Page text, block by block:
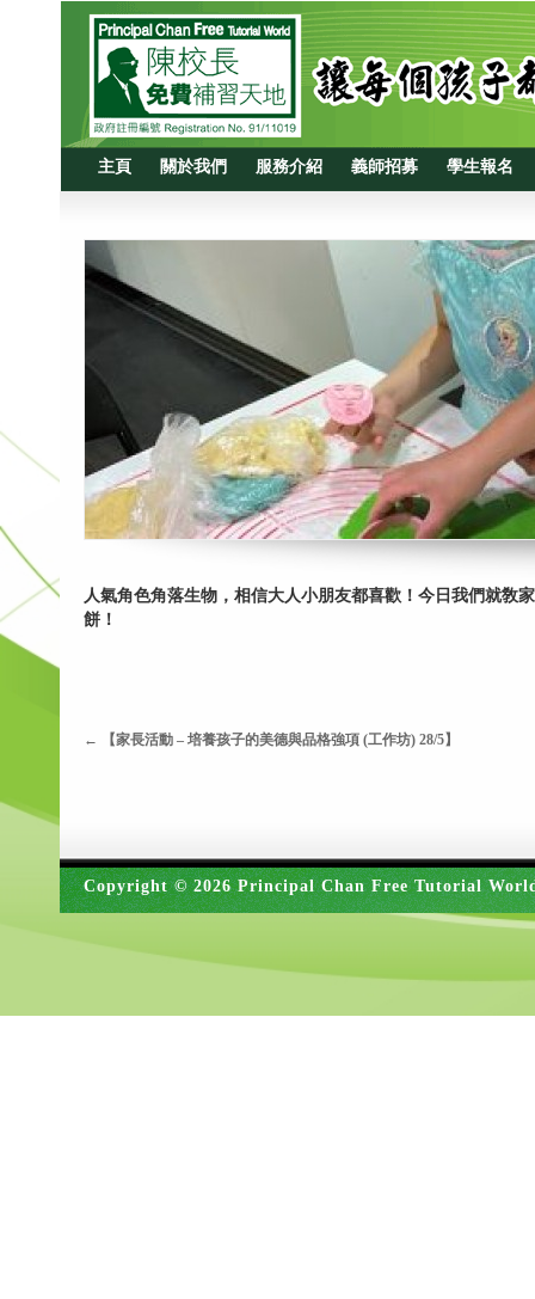
主頁 關於我們 服務介紹 義師招募 學生報名
人氣角色角落生物，相信大人小朋友都喜歡！今日我們就敎
餅！
← 【家長活動 – 培養孩子的美德與品格強項 (工作坊) 28/5】
Copyright © 2026 Principal Chan Free Tutorial